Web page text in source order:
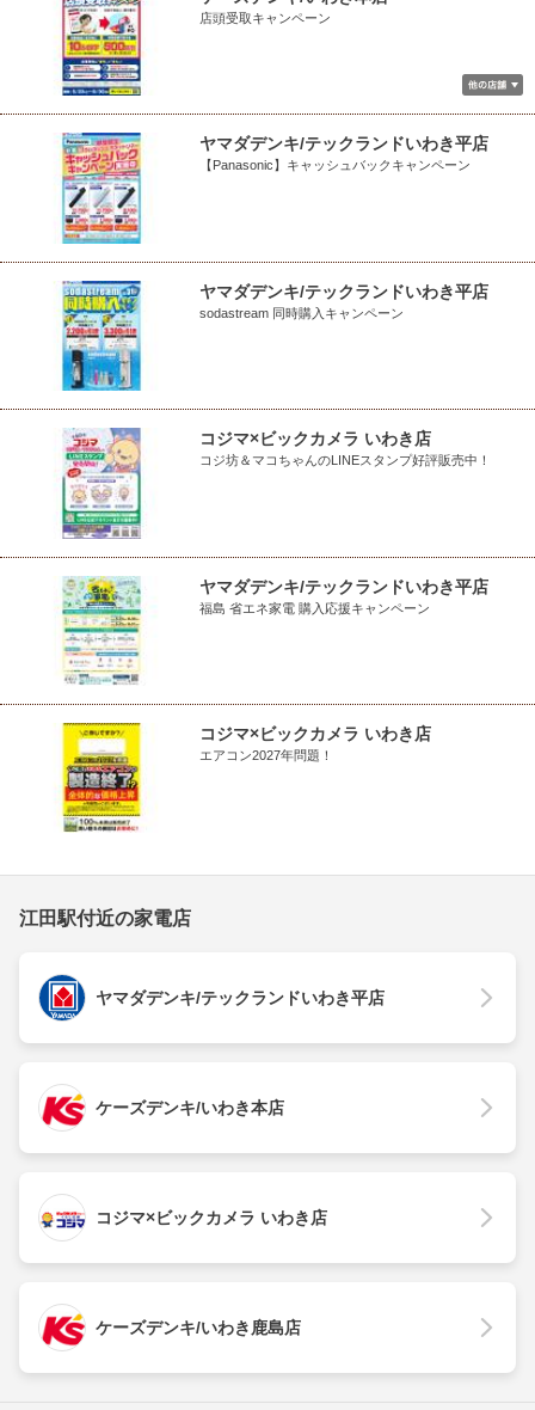
店頭受取キャンペーン
ヤマダデンキ/テックランドいわき平店
【Panasonic】キャッシュバックキャンペーン
ヤマダデンキ/テックランドいわき平店
sodastream 同時購入キャンペーン
コジマ×ビックカメラ いわき店
コジ坊＆マコちゃんのLINEスタンプ好評販売中！
ヤマダデンキ/テックランドいわき平店
福島 省エネ家電 購入応援キャンペーン
コジマ×ビックカメラ いわき店
エアコン2027年問題！
江田駅付近の家電店
ヤマダデンキ/テックランドいわき平店
ケーズデンキ/いわき本店
コジマ×ビックカメラ いわき店
ケーズデンキ/いわき鹿島店